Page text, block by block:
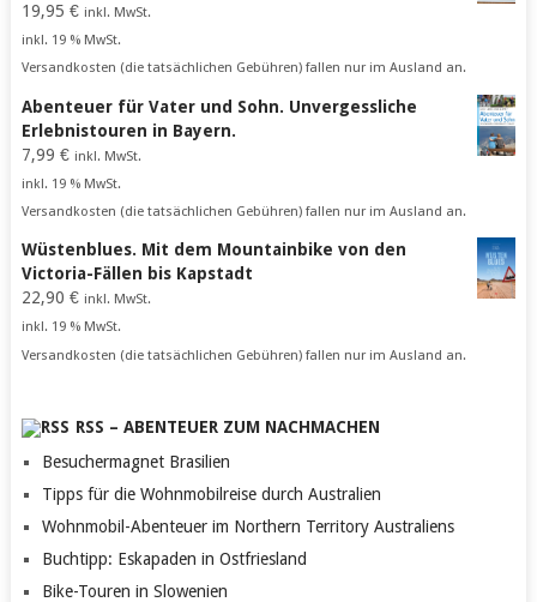
19,95 € inkl. MwSt.
inkl. 19 % MwSt.
Versandkosten (die tatsächlichen Gebühren) fallen nur im Ausland an.
Abenteuer für Vater und Sohn. Unvergessliche
Erlebnistouren in Bayern.
7,99 € inkl. MwSt.
inkl. 19 % MwSt.
Versandkosten (die tatsächlichen Gebühren) fallen nur im Ausland an.
Wüstenblues. Mit dem Mountainbike von den
Victoria-Fällen bis Kapstadt
22,90 € inkl. MwSt.
inkl. 19 % MwSt.
Versandkosten (die tatsächlichen Gebühren) fallen nur im Ausland an.
RSS – ABENTEUER ZUM NACHMACHEN
Besuchermagnet Brasilien
Tipps für die Wohnmobilreise durch Australien
Wohnmobil-Abenteuer im Northern Territory Australiens
Buchtipp: Eskapaden in Ostfriesland
Bike-Touren in Slowenien